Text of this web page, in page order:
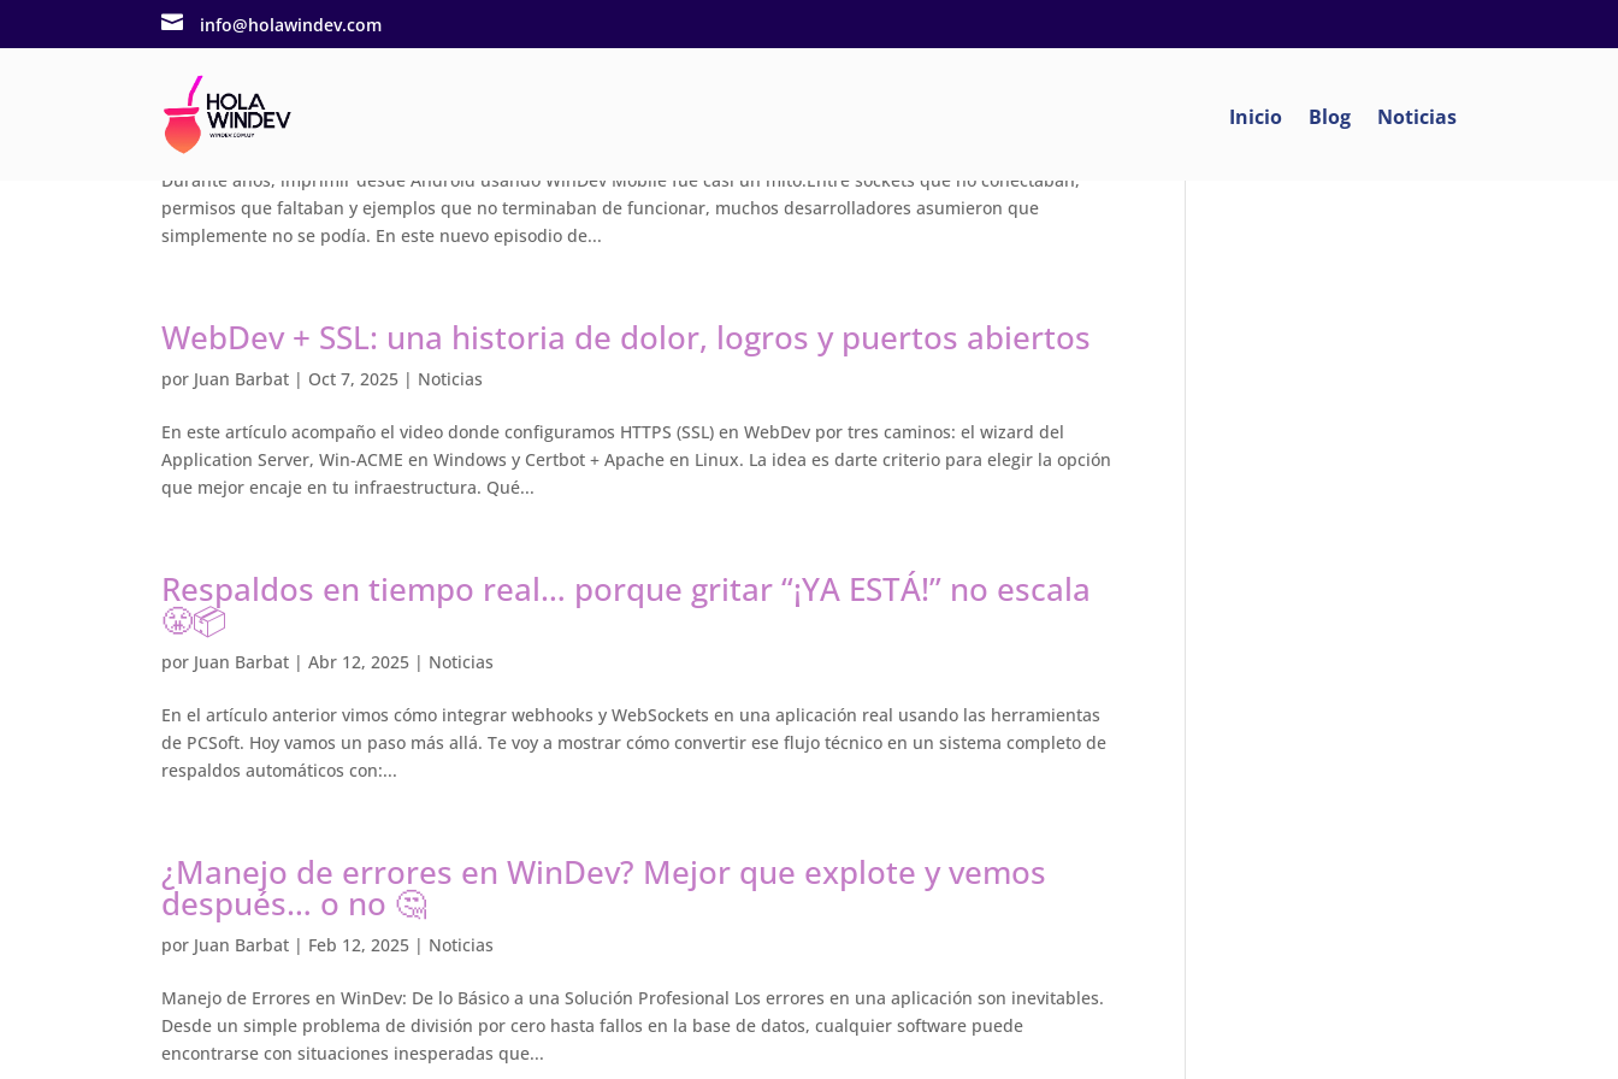
 info@holawindev.com
Inicio Blog Noticias
¡Sí imprime en Android! Impresión ESC/POS con WinDev Mobile
porJuan Barbat
Durante años, imprimir desde Android usando WinDev Mobile fue casi un mito.Entre sockets que no conectaban,
permisos que faltaban y ejemplos que no terminaban de funcionar, muchos desarrolladores asumieron que
simplemente no se podía. En este nuevo episodio de...
WebDev + SSL: una historia de dolor, logros y puertos abiertos
por Juan Barbat | Oct 7, 2025 | Noticias
En este artículo acompaño el video donde configuramos HTTPS (SSL) en WebDev por tres caminos: el wizard del
Application Server, Win-ACME en Windows y Certbot + Apache en Linux. La idea es darte criterio para elegir la opción
que mejor encaje en tu infraestructura. Qué...
Respaldos en tiempo real… porque gritar “¡YA ESTÁ!” no escala
😤📦
por Juan Barbat |Abr 12, 2025 | Noticias
En el artículo anterior vimos cómo integrar webhooks y WebSockets en una aplicación real usando las herramientas
de PCSoft. Hoy vamos un paso más allá. Te voy a mostrar cómo convertir ese flujo técnico en un sistema completo de
respaldos automáticos con:...
¿Manejo de errores en WinDev? Mejor que explote y vemos
después… o no 🤔
por Juan Barbat | Feb 12, 2025 | Noticias
Manejo de Errores en WinDev: De lo Básico a una Solución Profesional Los errores en una aplicación son inevitables.
Desde un simple problema de división por cero hasta fallos en la base de datos, cualquier software puede
encontrarse con situaciones inesperadas que...